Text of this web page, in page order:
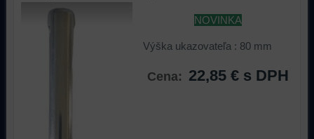
NOVINKA
Výška ukazovateľa : 80 mm
Cena: 22,85 € s DPH